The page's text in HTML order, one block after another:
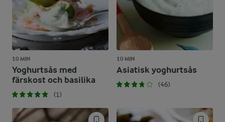
10 MIN
Yoghurtsås med
färskost och basilika
(1)
10 MIN
Asiatisk yoghurtsås
(46)